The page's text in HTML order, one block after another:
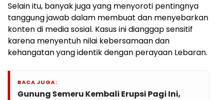
Selain itu, banyak juga yang menyoroti pentingnya
tanggung jawab dalam membuat dan menyebarkan
konten di media sosial. Kasus ini dianggap sensitif
karena menyentuh nilai kebersamaan dan
kehangatan yang identik dengan perayaan Lebaran.
BACA JUGA:
Gunung Semeru Kembali Erupsi Pagi Ini,